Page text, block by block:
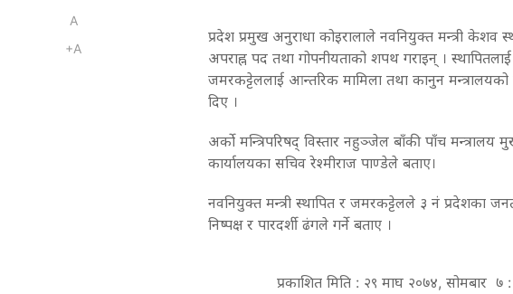
A
+A
प्रदेश प्रमुख अनुराधा कोइरालाले नवनियुक्त मन्त्री
अपराह्न पद तथा गोपनीयताको शपथ गराइन् ।
जमरकट्टेललाई आन्तरिक मामिला तथा कानुन मन्त्रालयको
दिए ।
अर्को मन्त्रिपरिषद् विस्तार नहुञ्जेल बाँकी पाँच मन्त्रालय
कार्यालयका सचिव रेश्मीराज पाण्डेले बताए।
नवनियुक्त मन्त्री स्थापित र जमरकट्टेलले ३ नं प्रदेशका
निष्पक्ष र पारदर्शी ढंगले गर्ने बताए ।
प्रकाशित मिति : २९ माघ २०७४, सोमबार ७